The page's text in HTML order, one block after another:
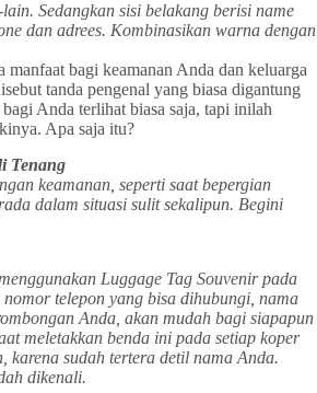
Sedangkan sisi belakang berisi name
dan adrees. Kombinasikan warna dengan
bagi keamanan Anda dan keluarga
tanda pengenal yang biasa digantung
Anda terlihat biasa saja, tapi inilah
Apa saja itu?
Tenang
keamanan, seperti saat bepergian
dalam situasi sulit sekalipun. Begini
Luggage Tag Souvenir pada
telepon yang bisa dihubungi, nama
Anda, akan mudah bagi siapapun
meletakkan benda ini pada setiap koper
sudah tertera detil nama Anda.
dikenali.